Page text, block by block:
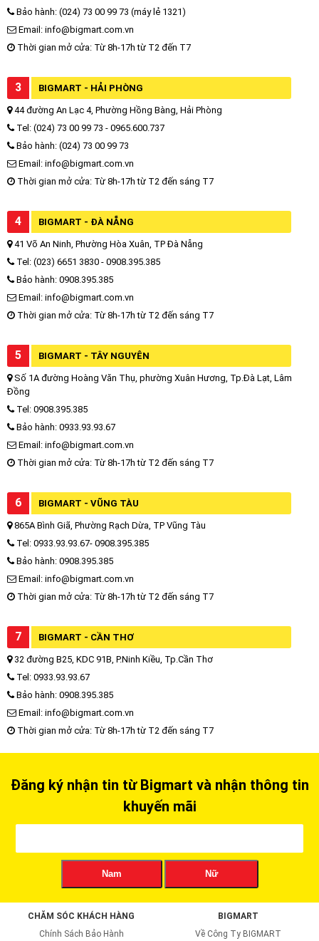
Bảo hành: (024) 73 00 99 73 (máy lẻ 1321)
Email: info@bigmart.com.vn
Thời gian mở cửa: Từ 8h-17h từ T2 đến T7
3 BIGMART - HẢI PHÒNG
44 đường An Lạc 4, Phường Hồng Bàng, Hải Phòng
Tel: (024) 73 00 99 73 - 0965.600.737
Bảo hành: (024) 73 00 99 73
Email: info@bigmart.com.vn
Thời gian mở cửa: Từ 8h-17h từ T2 đến sáng T7
4 BIGMART - ĐÀ NẴNG
41 Võ An Ninh, Phường Hòa Xuân, TP Đà Nẵng
Tel: (023) 6651 3830 - 0908.395.385
Bảo hành: 0908.395.385
Email: info@bigmart.com.vn
Thời gian mở cửa: Từ 8h-17h từ T2 đến sáng T7
5 BIGMART - TÂY NGUYÊN
Số 1A đường Hoàng Văn Thụ, phường Xuân Hương, Tp.Đà Lạt, Lâm
Đồng
Tel: 0908.395.385
Bảo hành: 0933.93.93.67
Email: info@bigmart.com.vn
Thời gian mở cửa: Từ 8h-17h từ T2 đến sáng T7
6 BIGMART - VŨNG TÀU
865A Bình Giã, Phường Rạch Dừa, TP Vũng Tàu
Tel: 0933.93.93.67- 0908.395.385
Bảo hành: 0908.395.385
Email: info@bigmart.com.vn
Thời gian mở cửa: Từ 8h-17h từ T2 đến sáng T7
7 BIGMART - CẦN THƠ
32 đường B25, KDC 91B, P.Ninh Kiều, Tp.Cần Thơ
Tel: 0933.93.93.67
Bảo hành: 0908.395.385
Email: info@bigmart.com.vn
Thời gian mở cửa: Từ 8h-17h từ T2 đến sáng T7
Đăng ký nhận tin từ Bigmart và nhận thông tin
khuyến mãi
Nam Nữ
CHĂM SÓC KHÁCH HÀNG
Chính Sách Bảo Hành
BIGMART
Về Công Ty BIGMART